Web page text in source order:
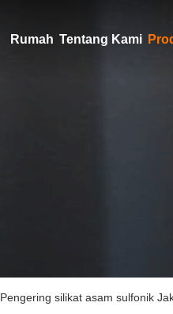
Rumah Tentang Kami
Pengering silikat asam sulfonik